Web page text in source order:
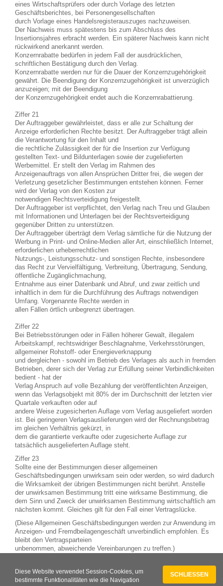
eines Wirtschaftsprüfers oder durch Vorlage des letzten
Geschäftsberichtes, bei Personengesellschaften
durch Vorlage eines Handelsregisterauszuges nachzuweisen.
Der Nachweis muss spätestens bis zum Abschluss des
Insertionsjahres erbracht werden. Ein späterer Nachweis kann nicht
rückwirkend anerkannt werden.
Konzernrabatte bedürfen in jedem Fall der ausdrücklichen,
schriftlichen Bestätigung durch den Verlag.
Konzernrabatte werden nur für die Dauer der Konzernzugehörigkeit
gewährt. Die Beendigung der Konzernzugehörigkeit ist unverzüglich
anzuzeigen; mit der Beendigung
der Konzernzugehörigkeit endet auch die Konzernrabattierung.
Ziffer 21
Der Auftraggeber gewährleistet, dass er alle zur Schaltung der
Anzeige erforderlichen Rechte besitzt. Der Auftraggeber trägt allein
die Verantwortung für den Inhalt und
die rechtliche Zulässigkeit der für die Insertion zur Verfügung
gestellten Text- und Bildunterlagen sowie der zugelieferten
Werbemittel. Er stellt den Verlag im Rahmen des
Anzeigenauftrags von allen Ansprüchen Dritter frei, die wegen der
Verletzung gesetzlicher Bestimmungen entstehen können. Ferner
wird der Verlag von den Kosten zur
notwendigen Rechtsverteidigung freigestellt.
Der Auftraggeber ist verpflichtet, den Verlag nach Treu und Glauben
mit Informationen und Unterlagen bei der Rechtsverteidigung
gegenüber Dritten zu unterstützen.
Der Auftraggeber überträgt dem Verlag sämtliche für die Nutzung der
Werbung in Print- und Online-Medien aller Art, einschließlich Internet,
erforderlichen urheberrechtlichen
Nutzungs-, Leistungsschutz- und sonstigen Rechte, insbesondere
das Recht zur Vervielfältigung, Verbreitung, Übertragung, Sendung,
öffentliche Zugänglichmachung,
Entnahme aus einer Datenbank und Abruf, und zwar zeitlich und
inhaltlich in dem für die Durchführung des Auftrags notwendigen
Umfang. Vorgenannte Rechte werden in
allen Fällen örtlich unbegrenzt übertragen.
Ziffer 22
Bei Betriebsstörungen oder in Fällen höherer Gewalt, illegalem
Arbeitskampf, rechtswidriger Beschlagnahme, Verkehrsstörungen,
allgemeiner Rohstoff- oder Energieverknappung
und dergleichen - sowohl im Betrieb des Verlages als auch in fremden
Betrieben, derer sich der Verlag zur Erfüllung seiner Verbindlichkeiten
bedient - hat der
Verlag Anspruch auf volle Bezahlung der veröffentlichten Anzeigen,
wenn das Verlagsobjekt mit 80% der im Durchschnitt der letzten vier
Quartale verkauften oder auf
andere Weise zugesicherten Auflage vom Verlag ausgeliefert worden
ist. Bei geringeren Verlagsauslieferungen wird der Rechnungsbetrag
im gleichen Verhältnis gekürzt, in
dem die garantierte verkaufte oder zugesicherte Auflage zur
tatsächlich ausgelieferten Auflage steht.
Ziffer 23
Sollte eine der Bestimmungen dieser allgemeinen
Geschäftsbedingungen unwirksam sein oder werden, so wird dadurch
die Wirksamkeit der übrigen Bestimmungen nicht berührt. Anstelle
der unwirksamen Bestimmung tritt eine wirksame Bestimmung, die
dem Sinn und Zweck der unwirksamen Bestimmung wirtschaftlich am
nächsten kommt. Gleiches gilt für den Fall einer Vertragslücke.
(Diese Allgemeinen Geschäftsbedingungen werden zur Anwendung im
Anzeigen- und Fremdbeilagengeschäft unverbindlich empfohlen. Es
bleibt den Vertragsparteien
unbenommen, abweichende Vereinbarungen zu treffen.)
Entwicklung des Internetauftritts:
Diese Website verwendet Session-Cookies, um
bestimmte Funktionalitäten wie die Navigation
SCHLIESSEN